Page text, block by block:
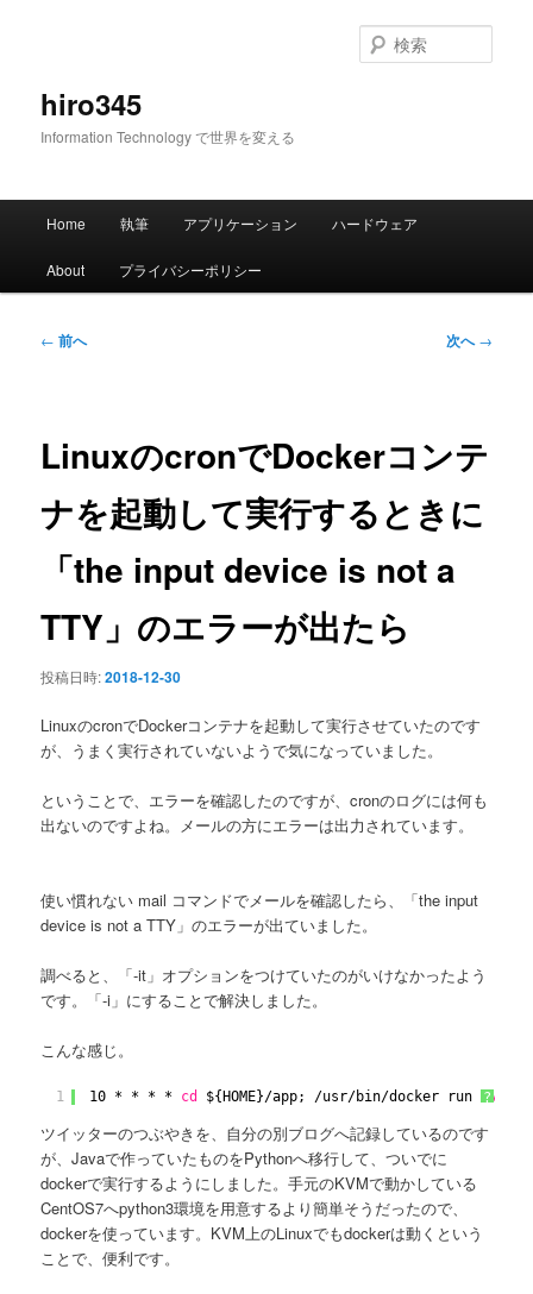
hiro345
Information Technology で世界を変える
索
メ
Home 執筆 アプリケーション ハードウェア
About プライバシーポリシー
投
ー
ョ
ン
← 前へ 次へ→
LinuxのcronでDockerコンテ
ナを起動して実行するときに
「the input device is not a
TTY」のエラーが出たら
投稿日時:2018-12-30
LinuxのcronでDockerコンテナを起動して実行させていたのです
が、うまく実行されていないようで気になっていました。
ということで、エラーを確認したのですが、cronのログには何も
出ないのですよね。メールの方にエラーは出力されています。
使い慣れない mail コマンドでメールを確認したら、「the input
device is not a TTY」のエラーが出ていました。
調べると、「-it」オプションをつけていたのがいけなかったよう
です。「-i」にすることで解決しました。
こんな感じ。
?
1 10 * * * * cd ${HOME}/app; /usr/bin/docker run -v
ツイッターのつぶやきを、自分の別ブログへ記録しているのです
が、Javaで作っていたものをPythonへ移行して、ついでに
dockerで実行するようにしました。手元のKVMで動かしている
CentOS7へpython3環境を用意するより簡単そうだったので、
dockerを使っています。KVM上のLinuxでもdockerは動くという
ことで、便利です。